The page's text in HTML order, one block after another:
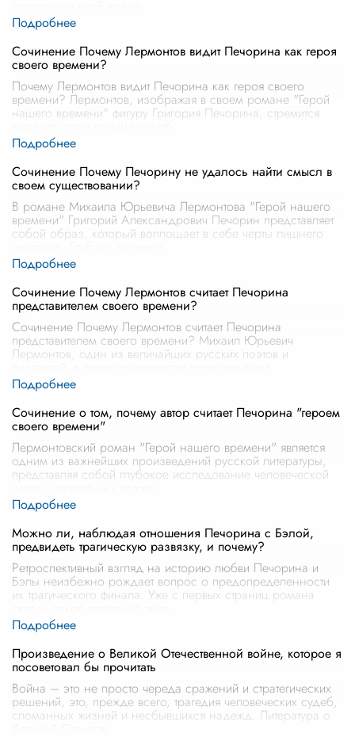
Сочинение Почему Лермонтов видит Печорина как героя
своего времени?
Почему Лермонтов видит Печорина как героя своего
времени? Лермонтов, изображая в своем романе "Герой
нашего времени" фигуру Григория Печорина, стремится
Сочинение Почему Печорину не удалось найти смысл в
своем существовании?
В романе Михаила Юрьевича Лермонтова "Герой нашего
времени" Григорий Александрович Печорин представляет
собой образ, который воплощает в себе черты лишнего
Сочинение Почему Лермонтов считает Печорина
представителем своего времени?
Сочинение Почему Лермонтов считает Печорина
представителем своего времени? Михаил Юрьевич
Лермонтов, один из величайших русских поэтов и
Сочинение о том, почему автор считает Печорина "героем
своего времени"
Лермонтовский роман "Герой нашего времени" является
одним из важнейших произведений русской литературы,
представляя собой глубокое исследование человеческой
Можно ли, наблюдая отношения Печорина с Бэлой,
предвидеть трагическую развязку, и почему?
Ретроспективный взгляд на историю любви Печорина и
Бэлы неизбежно рождает вопрос о предопределенности
их трагического финала. Уже с первых страниц романа
Произведение о Великой Отечественной войне, которое я
посоветовал бы прочитать
Война – это не просто череда сражений и стратегических
решений, это, прежде всего, трагедия человеческих судеб,
сломанных жизней и несбывшихся надежд. Литература о